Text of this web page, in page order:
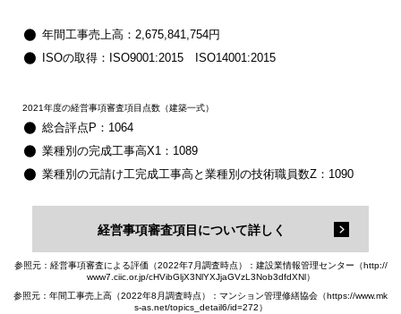
年間工事売上高：2,675,841,754円
ISOの取得：ISO9001:2015 ISO14001:2015
2021年度の経営事項審査項目点数（建築一式）
総合評点P：1064
業種別の完成工事高X1：1089
業種別の元請け工完成工事高と業種別の技術職員数Z：1090
経営事項審査項目について詳しく
参照元：経営事項審査による評価（2022年7月調査時点）：建設業情報管理センター（http://
www7.ciic.or.jp/cHVibGljX3NlYXJjaGVzL3Nob3dfdXNl）
参照元：年間工事売上高（2022年8月調査時点）：マンション管理修繕協会（https://www.mk
s-as.net/topics_detail6/id=272）